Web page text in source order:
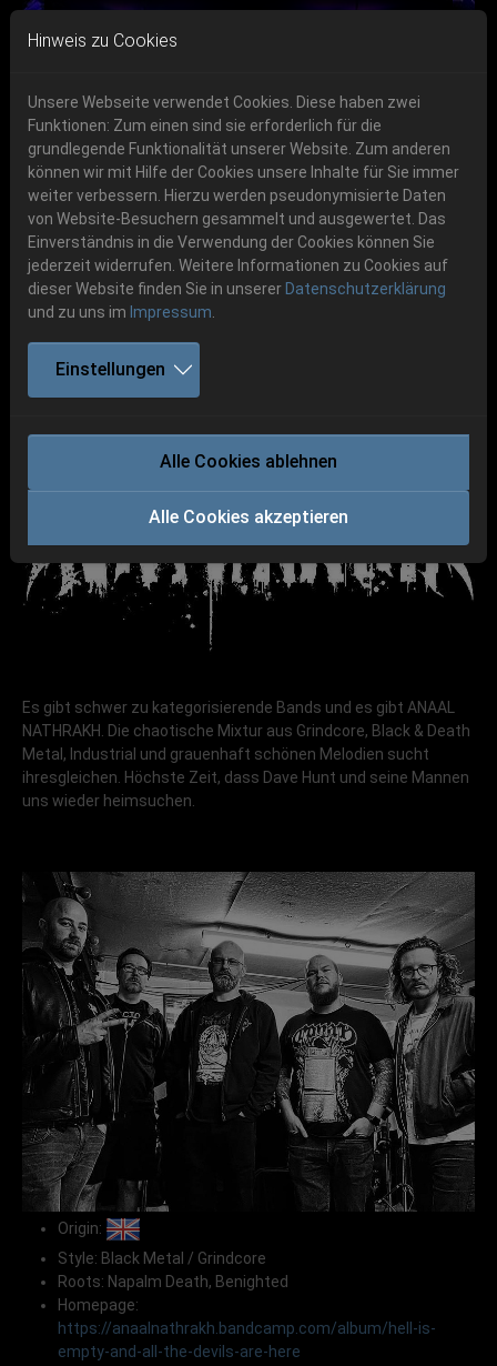
Skip to main navigation
Skip to main content
Skip to page footer
06.-08. August 2026
Schlotheim, Flugplatz Obermehler
Get your tickets!
Ticketshop www.cudgel.de
Previous Next
ANAAL NATHRAKH
Es gibt schwer zu kategorisierende Bands und es gibt ANAAL
NATHRAKH. Die chaotische Mixtur aus Grindcore, Black & Death
Metal, Industrial und grauenhaft schönen Melodien sucht
ihresgleichen. Höchste Zeit, dass Dave Hunt und seine Mannen
uns wieder heimsuchen.
Origin:
Style: Black Metal / Grindcore
Roots: Napalm Death, Benighted
Homepage:
https://anaalnathrakh.bandcamp.com/album/hell-is-
empty-and-all-the-devils-are-here
Hinweis zu Cookies
Unsere Webseite verwendet Cookies. Diese haben zwei
Funktionen: Zum einen sind sie erforderlich für die
grundlegende Funktionalität unserer Website. Zum anderen
können wir mit Hilfe der Cookies unsere Inhalte für Sie immer
weiter verbessern. Hierzu werden pseudonymisierte Daten
von Website-Besuchern gesammelt und ausgewertet. Das
Einverständnis in die Verwendung der Cookies können Sie
jederzeit widerrufen. Weitere Informationen zu Cookies auf
dieser Website finden Sie in unserer Datenschutzerklärung
und zu uns im Impressum
Einstellungen
Alle Cookies ablehnen
Alle Cookies akzeptieren